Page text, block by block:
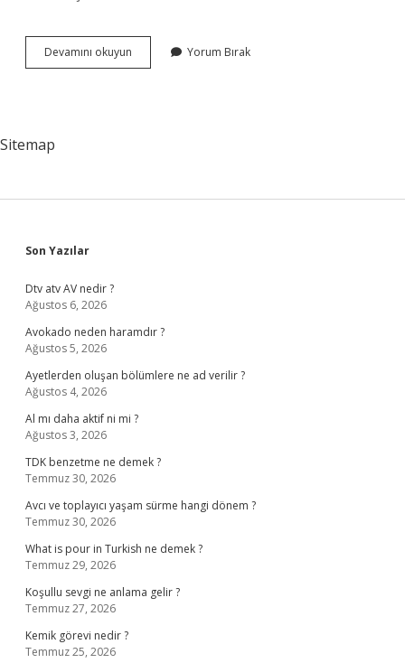
Devamını okuyun
Sigortası
Yorum Bırak
Sitemap
Sidebar
Son Yazılar
Dtv atv AV nedir ?
Ağustos 6, 2026
Avokado neden haramdır ?
Ağustos 5, 2026
Ayetlerden oluşan bölümlere ne ad verilir ?
Ağustos 4, 2026
Al mı daha aktif ni mi ?
Ağustos 3, 2026
TDK benzetme ne demek ?
Temmuz 30, 2026
Avcı ve toplayıcı yaşam sürme hangi dönem ?
Temmuz 30, 2026
What is pour in Turkish ne demek ?
Temmuz 29, 2026
Koşullu sevgi ne anlama gelir ?
Temmuz 27, 2026
Kemik görevi nedir ?
Temmuz 25, 2026